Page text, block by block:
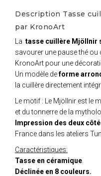
Description Tasse
par KronoArt
La tasse cuillère Mjöllnir
savourer une pause thé ou
KronoArt pour une
Un modèle deforme
la cuillère directement
Le motif : Le Mjöllnir est le
et du tonnerre de la
Impression des deux
France dans les ateliers
Caractéristiques:
Tasse en céramique
Déclinée en 8 couleurs.